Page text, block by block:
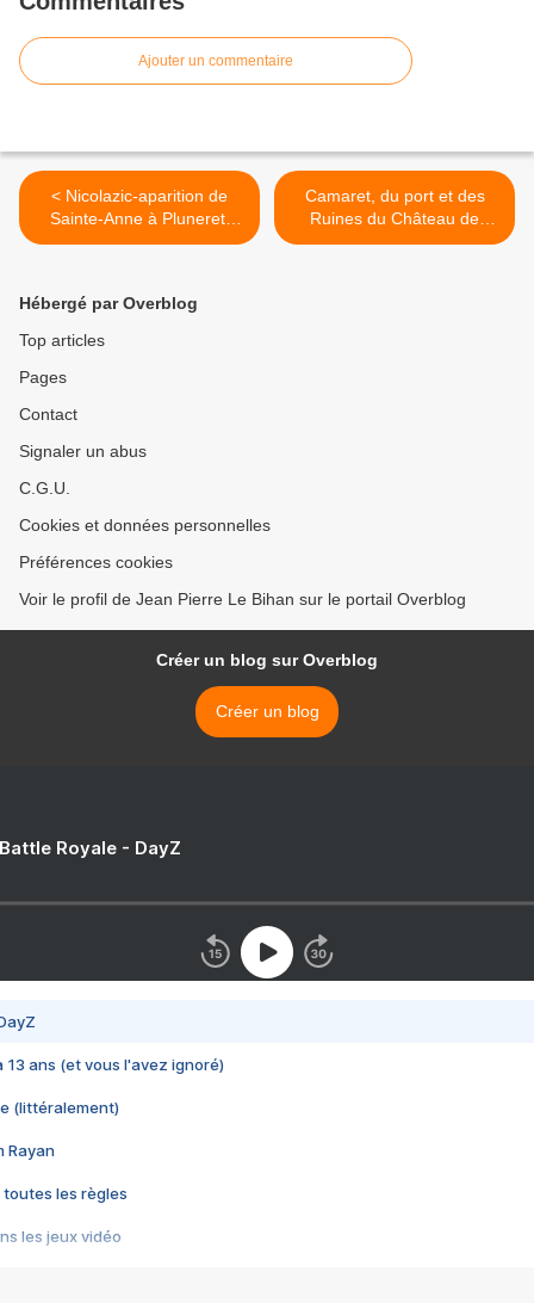
Ajouter un commentaire
< Nicolazic-aparition de
Sainte-Anne à Pluneret,
morbihan
Camaret, du port et des
Ruines du Château de
Saint--Pol-Roux CROQUIS
Hébergé par Overblog
Top articles
Pages
Contact
Signaler un abus
C.G.U.
Cookies et données personnelles
Préférences cookies
Voir le profil de Jean Pierre Le Bihan sur le portail Overblog
Créer un blog sur Overblog
Créer un blog
Royale - DayZ
13 ans (et vous l'avez ignoré)
(littéralement)
Rayan
toutes les règles
les jeux vidéo